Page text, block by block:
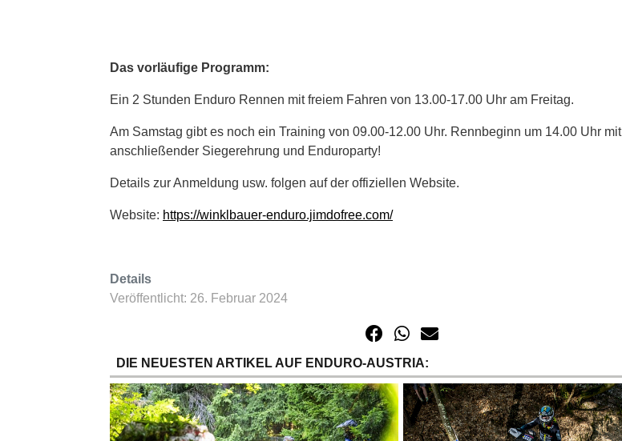
Das vorläufige Programm:
Ein 2 Stunden Enduro Rennen mit freiem Fahren von 13.00-17.00 Uhr am Freitag.
Am Samstag gibt es noch ein Training von 09.00-12.00 Uhr. Rennbeginn um 14.00 Uhr mit
anschließender Siegerehrung und Enduroparty!
Details zur Anmeldung usw. folgen auf der offiziellen Website.
Website: https://winklbauer-enduro.jimdofree.com/
Details
Veröffentlicht: 26. Februar 2024
DIE NEUESTEN ARTIKEL AUF ENDURO-AUSTRIA: